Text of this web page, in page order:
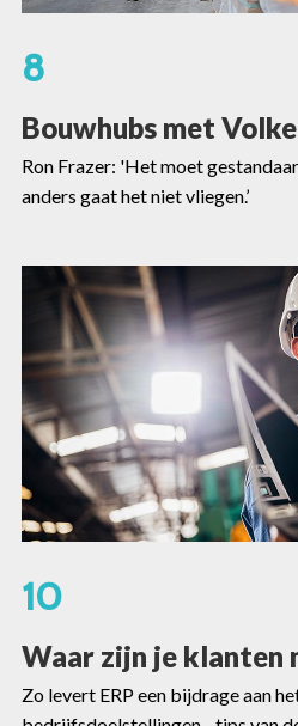
8
Bouwhubs met
Ron Frazer: 'Het moet
anders gaat het niet vliegen.’
10
Waar zijn je klanten
Zo levert ERP een bijdrage aan